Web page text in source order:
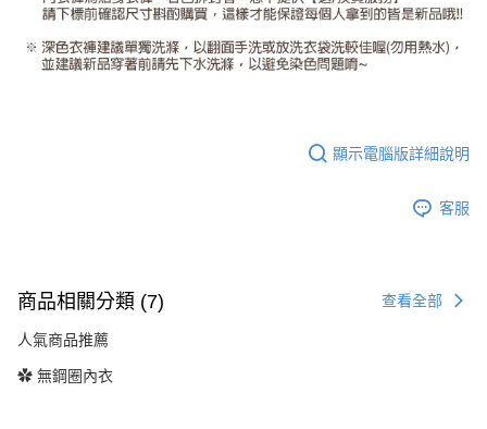
顯示電腦版詳細說明
客服
商品相關分類 (7) 查看全部
人氣商品推薦
✿ 無鋼圈內衣